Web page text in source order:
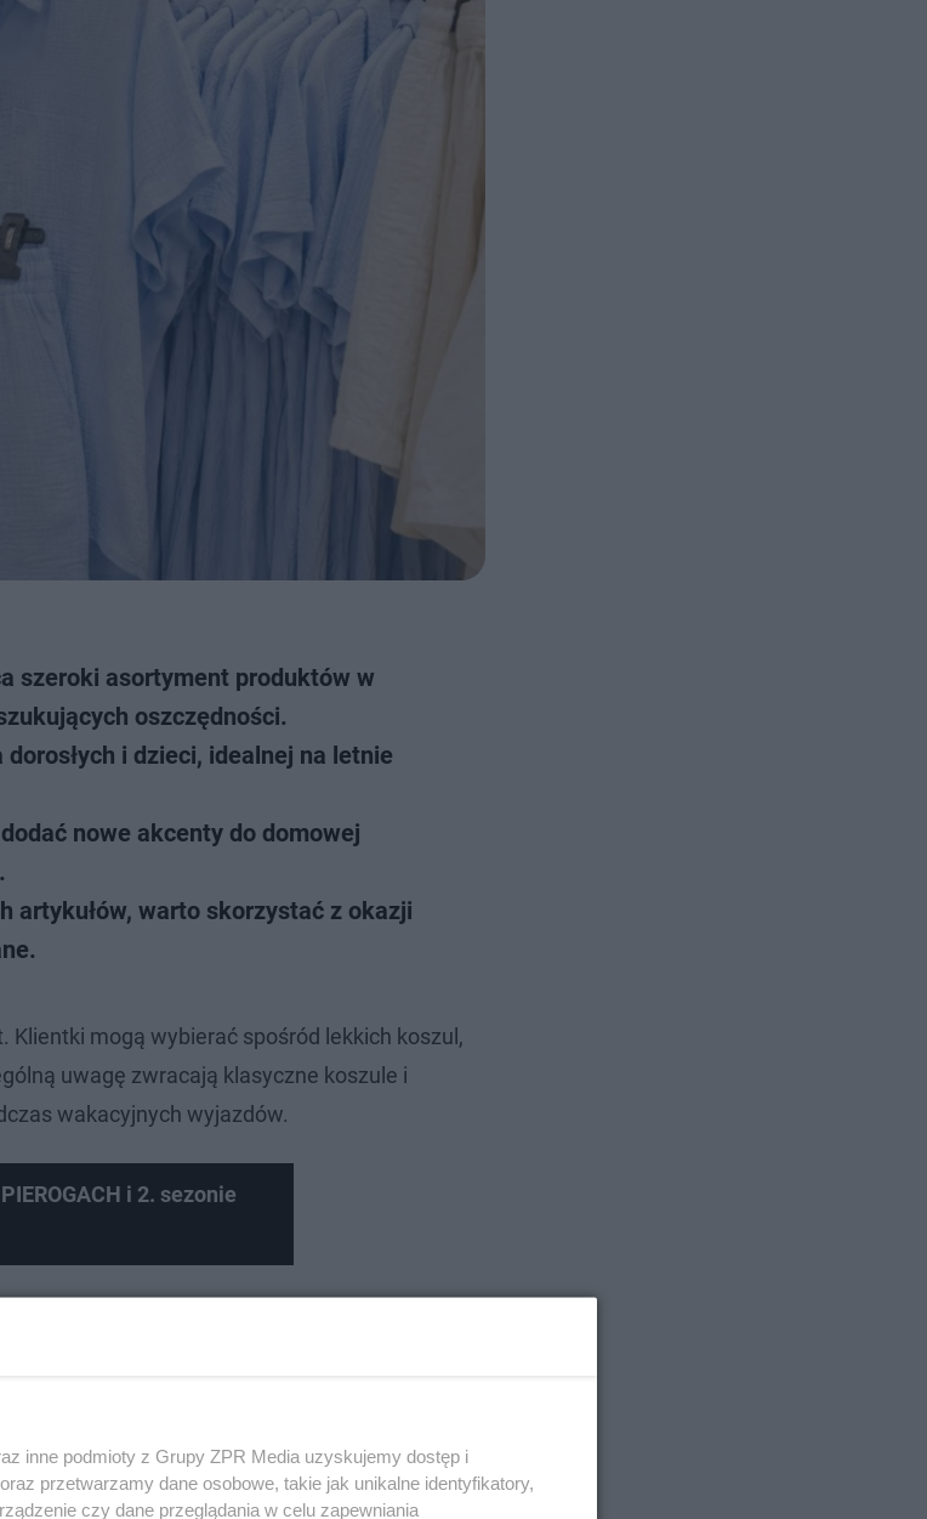
szeroki asortyment produktów w
oszczędności.
i dzieci, idealnej na letnie
nowe akcenty do domowej
artykułów, warto skorzystać z okazji
Klientki mogą wybierać spośród lekkich koszul,
uwagę zwracają klasyczne koszule i
wakacyjnych wyjazdów.
i 2. sezonie
inne podmioty z Grupy ZPR Media uzyskujemy dostęp i
przetwarzamy dane osobowe, takie jak unikalne identyfikatory,
czy dane przeglądania w celu zapewniania